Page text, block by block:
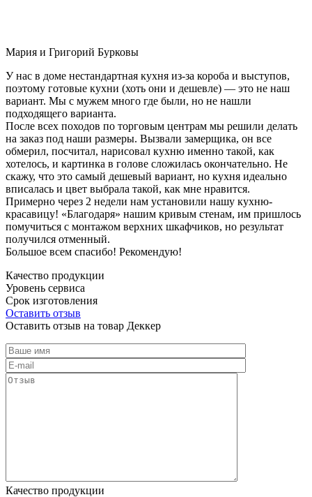
Мария и Григорий Бурковы
У нас в доме нестандартная кухня из-за короба и выступов,
поэтому готовые кухни (хоть они и дешевле) — это не наш
вариант. Мы с мужем много где были, но не нашли
подходящего варианта.
После всех походов по торговым центрам мы решили делать
на заказ под наши размеры. Вызвали замерщика, он все
обмерил, посчитал, нарисовал кухню именно такой, как
хотелось, и картинка в голове сложилась окончательно. Не
скажу, что это самый дешевый вариант, но кухня идеально
вписалась и цвет выбрала такой, как мне нравится.
Примерно через 2 недели нам установили нашу кухню-
красавицу! «Благодаря» нашим кривым стенам, им пришлось
помучиться с монтажом верхних шкафчиков, но результат
получился отменный.
Большое всем спасибо! Рекомендую!
Качество продукции
Уровень сервиса
Срок изготовления
Оставить отзыв
Оставить отзыв на товар Деккер
Качество продукции